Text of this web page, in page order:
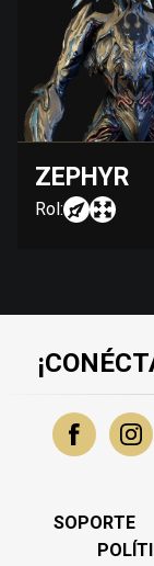
ZEPHYR
Rol:
SOPORTE